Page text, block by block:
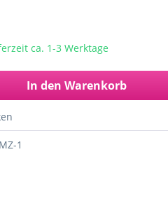
ca. 1-3 Werktage
In den Warenkorb
1